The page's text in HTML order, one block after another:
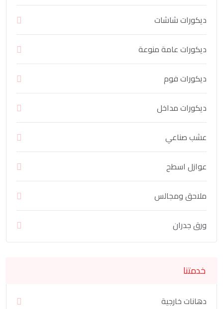
ديكورات شاشات
ديكورات عامة منوعة
ديكورات فوم
ديكورات مداخل
عشب صناعي
عوازل اسطح
ملاحق ومجالس
ورق جدران
خدمتنا
دهانات خارجية